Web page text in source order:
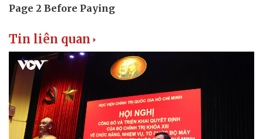
Pháp luật
Vụ án
Tin nóng
Tư vấn luật
Quân sự - Quốc phòng
Vũ khí
Việt Nam
Phân tích
Tin liên quan